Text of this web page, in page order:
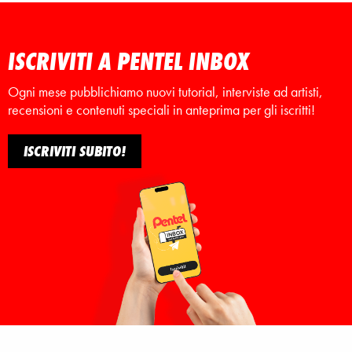
ISCRIVITI A PENTEL INBOX
Ogni mese pubblichiamo nuovi tutorial, interviste ad artisti,
recensioni e contenuti speciali in anteprima per gli iscritti!
ISCRIVITI SUBITO!